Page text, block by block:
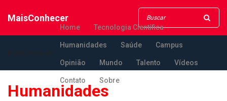
MaisConhecer
Home Tecnologia Científica
Humanidades Saúde Campus
Opinião Mundo Talento Vídeos
Contato Sobre
Humanidades